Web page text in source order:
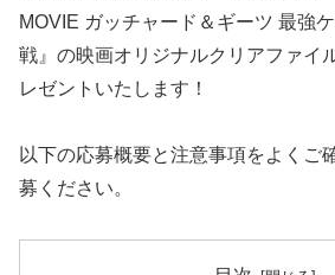
MOVIE ガッチャード＆ギーツ 最強
戦』の映画オリジナルクリアファイ
レゼントいたします！
以下の応募概要と注意事項をよくご
募ください。